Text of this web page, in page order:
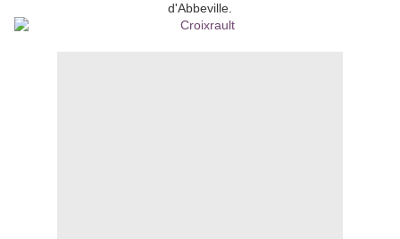
d'Abbeville.